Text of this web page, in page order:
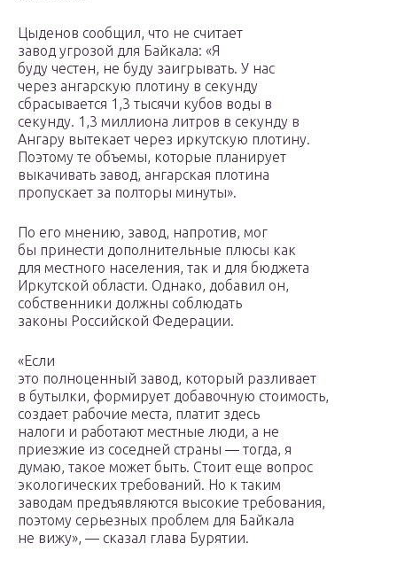
Цыденов сообщил, что не считает
завод угрозой для Байкала: «Я
буду честен, не буду заигрывать. У нас
через ангарскую плотину в секунду
сбрасывается 1,3 тысячи кубов воды в
секунду. 1,3 миллиона литров в секунду в
Ангару вытекает через иркутскую плотину.
Поэтому те объемы, которые планирует
выкачивать завод, ангарская плотина
пропускает за полторы минуты».
По его мнению, завод, напротив, мог
бы принести дополнительные плюсы как
для местного населения, так и для бюджета
Иркутской области. Однако, добавил он,
собственники должны соблюдать
законы Российской Федерации.
«Если
это полноценный завод, который разливает
в бутылки, формирует добавочную стоимость,
создает рабочие места, платит здесь
налоги и работают местные люди, а не
приезжие из соседней страны — тогда, я
думаю, такое может быть. Стоит еще вопрос
экологических требований. Но к таким
заводам предъявляются высокие требования,
поэтому серьезных проблем для Байкала
не вижу», — сказал глава Бурятии.